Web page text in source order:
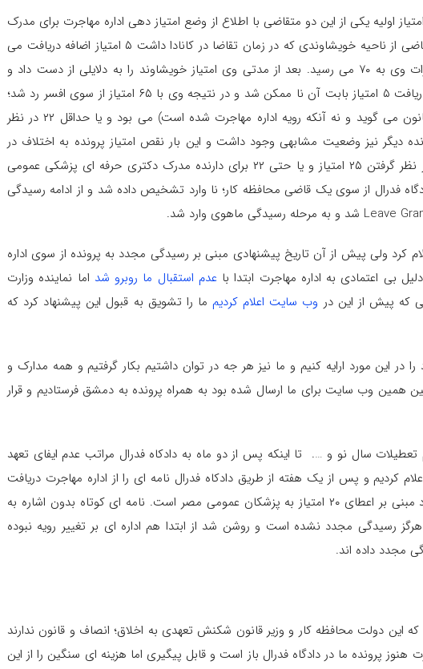
اولیه یکی از این دو متقاضی با اطلاع از وضع امتیاز دهی اداره مهاجرت برای مدرک
پزشکی ۲۰ امتیاز در نظر گرفته شده بود و متقاضی از ناحیه خویشاوندی که در زمان تقاضا در کانادا داشت ۵ امتیاز اضافه دریافت می
کرد بنابراین با فرض ۲۰ امتیاز مجموعه امتیازات وی به ۷۰ می رسید. بعد از مدتی وی امتیاز خویشاوند را به دلایلی از دست داد و
اثبات حضور خویشاوند در کانادا و در نتیجه دریافت ۵ امتیاز بابت آن نا ممکن شد و در نتیجه وی با ۶۵ امتیاز از سوی افسر رد شد؛
حال آنکه اگر امتیاز پزشکان ۲۵ (آنگونه که قانون می گوید و نه آنکه رویه اداره مهاجرت شده است) می بود و یا حداقل ۲۲ در نظر
دیگر نیز وضعیت مشابهی وجود داشت و این بار نقص امتیاز پرونده به اختلاف در
مورد میزان سابقه کار باز می گشت که باز در نظر گرفتن ۲۵ امتیاز و یا حتی ۲۲ برای دارنده مدرک دکتری حرفه ای پزشکی عمومی
فدرال از سوی یک قاضی محافظه کار؛ نا وارد تشخیص داده شد و از ادامه رسیدگی
کرد ولی پیش از آن تاریخ پیشنهادی مبنی بر رسیدگی مجدد به پرونده از سوی اداره
بی اعتمادی به اداره مهاجرت ابتدا باعدم استقبال ما روبرو شد اما نماینده وزارت
که پیش از این در وب سایت اعلام کردیمما را تشویق به قبول این پیشنهاد کرد که
این مورد ارایه کنیم و ما نیز هر جه در توان داشتیم بکار گرفتیم و همه مدارک و
همین وب سایت برای ما ارسال شده بود به همراه پرونده به دمشق فرستادیم و قرار
سال نو و …. تا اینکه پس از دو ماه به دادکاه فدرال مراتب عدم ایفای تعهد
کردیم و پس از یک هفته از طریق دادکاه فدرال نامه ای را از اداره مهاجرت دریافت
کردیم که آن اداره فخیمه همچنان بر نظر خود مبنی بر اعطای ۲۰ امتیاز به پزشکان عمومی مصر است. نامه ای کوتاه بدون اشاره به
رسیدگی مجدد نشده است و روشن شد از ابتدا هم اداره ای بر تغییر رویه نبوده
مجدد داده اند.
که این دولت محافظه کار و وزیر قانون شکنش تعهدی به اخلاق؛ انصاف و قانون ندارند
پرونده ما در دادگاه فدرال باز است و قابل پیگیری اما هزینه ای سنگین را از این